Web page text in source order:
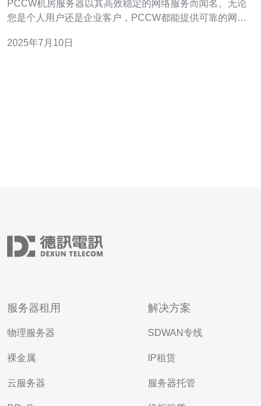
PCCW机房服务器以其高效稳定的网络服务而闻名。无论
您是个人用户还是企业客户，PCCW都能提供可靠的网络
PCCW机房采用先进的设备和技术，确保服务器的高性能
2025年7月10日
服务器租用
物理服务器
裸金属
云服务器
解决方案
SDWAN专线
IP租赁
服务器托管